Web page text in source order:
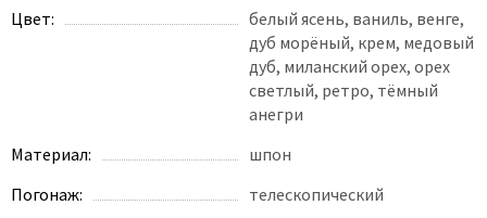
Цвет:
белый ясень, ваниль, венге,
дуб морёный, крем, медовый
дуб, миланский орех, орех
светлый, ретро, тёмный
анегри
Материал:
шпон
Погонаж:
телескопический